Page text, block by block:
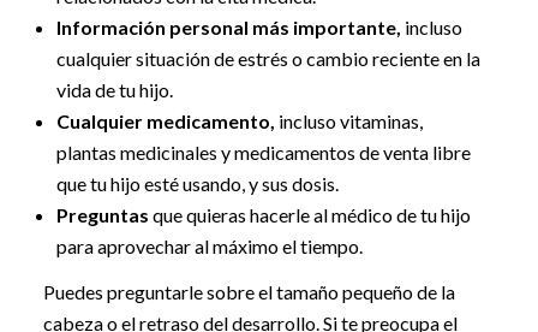
Información personal más importante, incluso
cualquier situación de estrés o cambio reciente en la
vida de tu hijo.
Cualquier medicamento, incluso vitaminas,
plantas medicinales y medicamentos de venta libre
que tu hijo esté usando, y sus dosis.
Preguntas que quieras hacerle al médico de tu hijo
para aprovechar al máximo el tiempo.
Puedes preguntarle sobre el tamaño pequeño de la
cabeza o el retraso del desarrollo. Si te preocupa el